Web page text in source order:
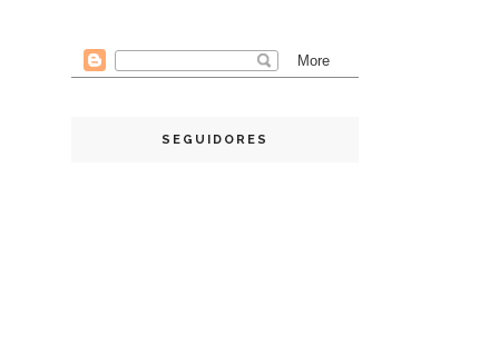
SEGUIDORES